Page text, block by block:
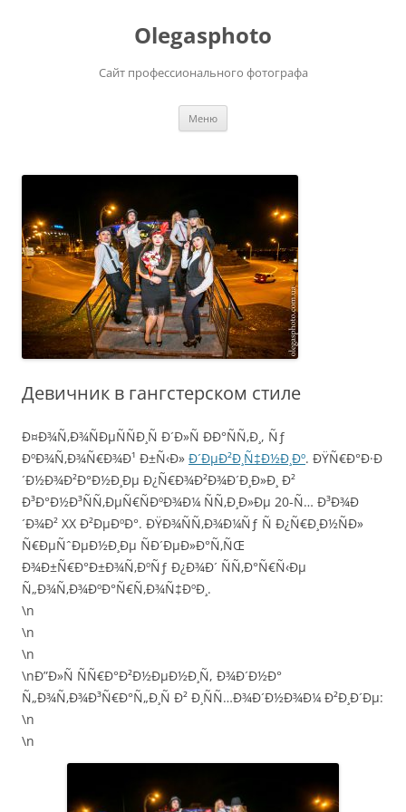
Olegasphoto
Сайт профессионального фотографа
Меню
Девичник в гангстерском стиле
Ð¤Ð¾Ñ‚Ð¾ÑÐµÑÑÐ¸Ñ Ð´Ð»Ñ ÐÐ°ÑÑ‚Ð¸, Ñƒ
ÐºÐ¾Ñ‚Ð¾Ñ€Ð¾Ð¹ Ð±Ñ‹Ð» Ð´ÐµÐ²Ð¸Ñ‡Ð½Ð¸Ðº. ÐŸÑ€Ð°Ð·Ð
´Ð½Ð¾Ð²Ð°Ð½Ð¸Ðµ Ð¿Ñ€Ð¾Ð²Ð¾Ð´Ð¸Ð»Ð¸ Ð²
Ð³Ð°Ð½Ð³ÑÑ‚ÐµÑ€ÑÐºÐ¾Ð¼ ÑÑ‚Ð¸Ð»Ðµ 20-Ñ… Ð³Ð¾Ð
´Ð¾Ð² XX Ð²ÐµÐºÐ°. ÐŸÐ¾ÑÑ‚Ð¾Ð¼Ñƒ Ñ Ð¿Ñ€Ð¸Ð½ÑÐ»
Ñ€ÐµÑˆÐµÐ½Ð¸Ðµ ÑÐ´ÐµÐ»Ð°Ñ‚ÑŒ
Ð¾Ð±Ñ€Ð°Ð±Ð¾Ñ‚ÐºÑƒ Ð¿Ð¾Ð´ ÑÑ‚Ð°Ñ€Ñ‹Ðµ
Ñ„Ð¾Ñ‚Ð¾ÐºÐ°Ñ€Ñ‚Ð¾Ñ‡ÐºÐ¸.
\n
\n
\n
\nÐ”Ð»Ñ ÑÑ€Ð°Ð²Ð½ÐµÐ½Ð¸Ñ, Ð¾Ð´Ð½Ð°
Ñ„Ð¾Ñ‚Ð¾Ð³Ñ€Ð°Ñ„Ð¸Ñ Ð² Ð¸ÑÑ…Ð¾Ð´Ð½Ð¾Ð¼ Ð²Ð¸Ð´Ðµ:
\n
\n